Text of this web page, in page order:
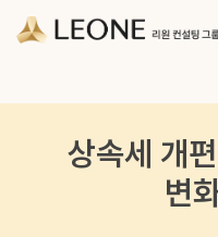
CI 소개
파트너십
리원 이야기
지원하기
상속세 개
변